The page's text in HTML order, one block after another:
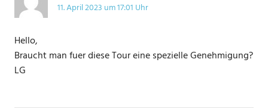
11. April 2023 um 17:01 Uhr
Hello,
Braucht man fuer diese Tour eine spezielle Genehmigung?
LG